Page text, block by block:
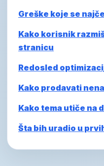
Greške koje se
Kako korisnik
stranicu
Redosled
Kako prodavati
Kako tema utiče na
Šta bih uradio u